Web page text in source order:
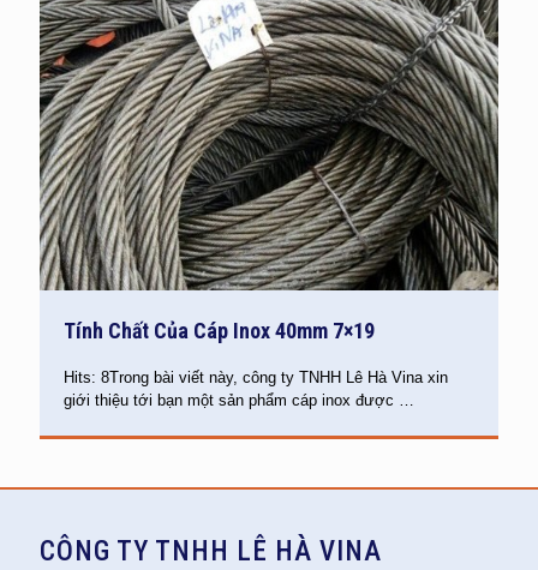
Tính Chất Của Cáp Inox 40mm 7×19
Hits: 8Trong bài viết này, công ty TNHH Lê Hà Vina xin
giới thiệu tới bạn một sản phẩm cáp inox được …
CÔNG TY TNHH LÊ HÀ VINA